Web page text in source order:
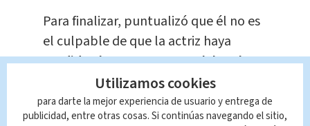
Para finalizar, puntualizó que él no es
el culpable de que la actriz haya
perdido algunos contratos laborales
tras este proceso legal.
"Ella me culpó de que Juan Osorio la
Utilizamos cookies
para darte la mejor experiencia de usuario y entrega de
publicidad, entre otras cosas. Si continúas navegando el sitio,